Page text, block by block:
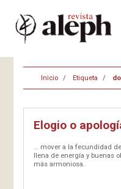
Inicio Etiqueta
Elogio o
… mover a la fecundidad
llena de energía y buenas
más armoniosa.